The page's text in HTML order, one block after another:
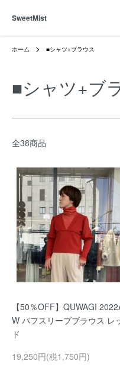
SweetMist
ホーム ■シャツ+ブラウス
■シャツ+ブ
全38商品
【50％OFF】QUWAGI
W パフスリーブブラウス レ
ド
19,250円(税1,750円)